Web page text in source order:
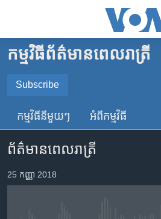
គេហទំព័រ​
ទាក់ទង
រំលង​
ទំព័រ​
ព័ត៌មាន​​
តែ​
ម្តង
កម្ពុជា
អន្តរជាតិ
ចិន
ហេឡូវីអូអេ
កម្ពុជាច្នៃប្រតិដ្ឋ
កម្មវិធី​ព័ត៌មាន​ពេលរាត្រី
Subscribe
SUBSCRIBE
YouTube Music
កម្មវិធី​នីមួយៗ អំពី​កម្មវិធី​
ព័ត៌មានពេលរាត្រី
25 កញ្ញា 2018